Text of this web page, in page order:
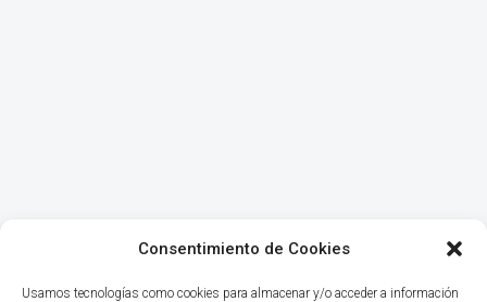
Consentimiento de Cookies
Usamos tecnologías como cookies para almacenar y/o acceder a información